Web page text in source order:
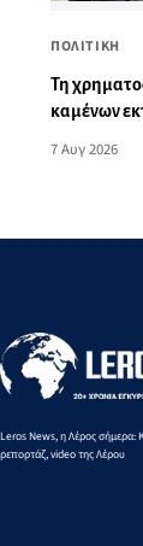
ΠΟΛΙΤΙΚΗ
Τη
καμένων
και
7 Αυγ 2026
Leros News, η Λέρος σήμερα:
ρεπορτάζ, video της Λέρου